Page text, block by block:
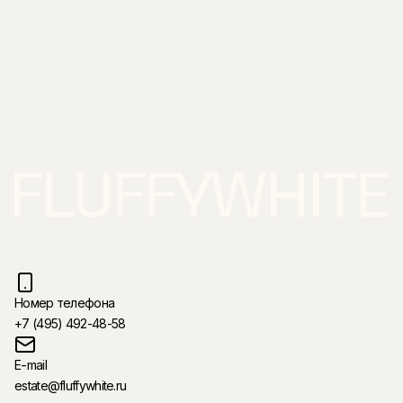
Номер телефона
+7 (495) 492-48-58
E-mail
estate@fluffywhite.ru